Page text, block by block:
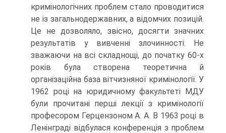
кримінологічних проблем стало проводитися
не із загальнодержавних, а відомчих позицій.
Це не дозволяло, звісно, досягти значних
результатів у вивченні злочинності. Не
зважаючи на всі складнощі, до початку 60-х
років була створена теоретична й
організаційна база вітчизняної кримінології. У
1962 році на юридичному факультеті МДУ
були прочитані перші лекції з кримінології
професором Герцензоном А. А. В 1963 році в
Ленінграді відбулася конференція з проблем